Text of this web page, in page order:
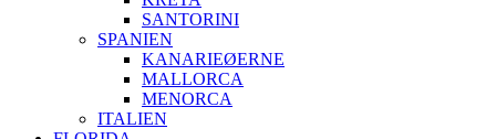
SANTORINI
SPANIEN
KANARIEØERNE
MALLORCA
MENORCA
ITALIEN